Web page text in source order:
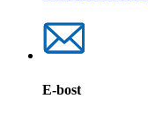
E-bost